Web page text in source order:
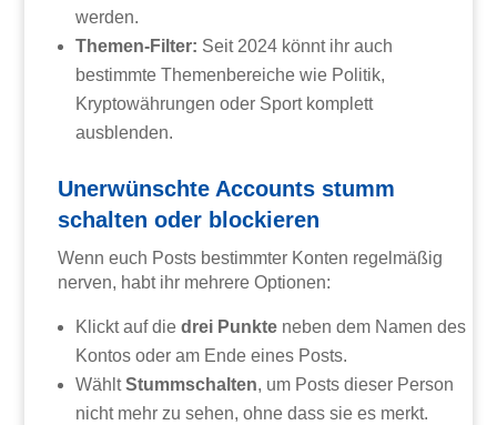
werden.
Themen-Filter: Seit 2024 könnt ihr auch
bestimmte Themenbereiche wie Politik,
Kryptowährungen oder Sport komplett
ausblenden.
Unerwünschte Accounts stumm
schalten oder blockieren
Wenn euch Posts bestimmter Konten regelmäßig
nerven, habt ihr mehrere Optionen:
Klickt auf diedrei Punkte neben dem Namen des
Kontos oder am Ende eines Posts.
WähltStummschalten, um Posts dieser Person
nicht mehr zu sehen, ohne dass sie es merkt.